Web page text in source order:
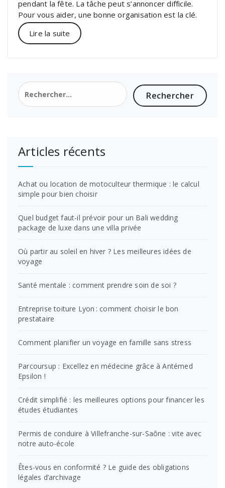
pendant la fête. La tâche peut s’annoncer difficile.
Pour vous aider, une bonne organisation est la clé.
Lire la suite
Rechercher :
Articles récents
Achat ou location de motoculteur thermique : le calcul
simple pour bien choisir
Quel budget faut-il prévoir pour un Bali wedding
package de luxe dans une villa privée
Où partir au soleil en hiver ? Les meilleures idées de
voyage
Santé mentale : comment prendre soin de soi ?
Entreprise toiture Lyon : comment choisir le bon
prestataire
Comment planifier un voyage en famille sans stress
Parcoursup : Excellez en médecine grâce à Antémed
Epsilon !
Crédit simplifié : les meilleures options pour financer les
études étudiantes
Permis de conduire à Villefranche-sur-Saône : vite avec
notre auto-école
Êtes-vous en conformité ? Le guide des obligations
légales d’archivage